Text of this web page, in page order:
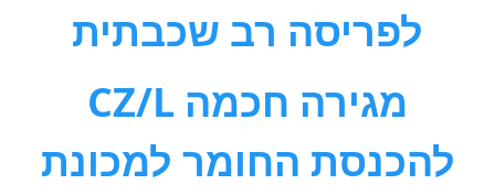
לפריסה רב שכבתית
CZ/L מגירה חכמה
להכנסת החומר למכונת